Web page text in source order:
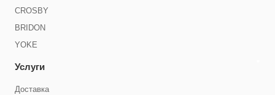
CROSBY
BRIDON
YOKE
Услуги
Доставка